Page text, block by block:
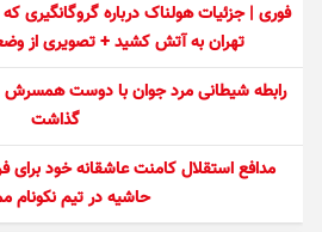
فوری | جزئیات هولناک درباره گروگانگیری
تهران به آتش کشید + تصویری از
رابطه شیطانی مرد جوان با دوست
گذاشت
مدافع استقلال کامنت عاشقانه خود
حاشیه در تیم نکونام